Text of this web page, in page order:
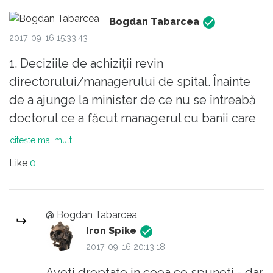
specialistilor, mai putin specialistilor in
politica.
pt moment "nenunche" si "olguta" sub
conducerea personala a lui "dorel", trimisul
special al "trubadurului cu mustata" sunt "de
leac" acestui neam.
Bogdan Tabarcea
2017-09-16 15:33:43
1. Deciziile de achiziții revin
directorului/managerului de spital. Înainte
de a ajunge la minister de ce nu se întreabă
doctorul ce a făcut managerul cu banii care
ar fi trebuit alocați sistemului de aer
2. Risipa de bani și fondurile alocate
preferențial nu se petrec doar la nivel de
minister, așa cum sugerează domnul chirurg,
ci și la nivel de unități sanitare. Pentru câ
ministerul alocă dar managerii administrează
citește mai mult
Like 0
@ Bogdan Tabarcea
Iron Spike
2017-09-16 20:13:18